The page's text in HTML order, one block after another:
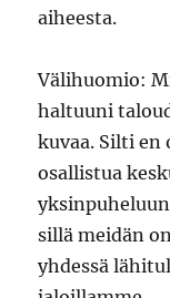
aiheesta.
Välihuomio:
haltuuni
kuvaa. Silti
osallistua
sillä meidän
yhdessä